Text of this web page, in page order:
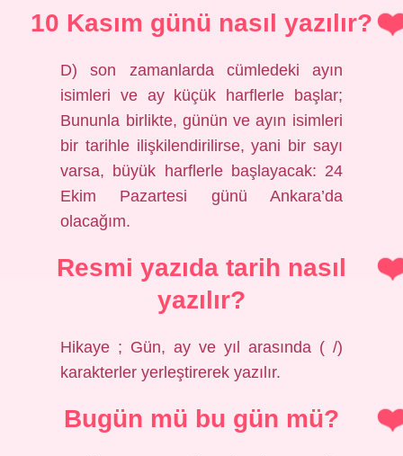
10 Kasım günü nasıl yazılır?
D) son zamanlarda cümledeki ayın
isimleri ve ay küçük harflerle başlar;
Bununla birlikte, günün ve ayın isimleri
bir tarihle ilişkilendirilirse, yani bir sayı
varsa, büyük harflerle başlayacak: 24
Ekim Pazartesi günü Ankara’da
olacağım.
Resmi yazıda tarih nasıl
yazılır?
Hikaye ; Gün, ay ve yıl arasında ( /)
karakterler yerleştirerek yazılır.
Bugün mü bu gün mü?